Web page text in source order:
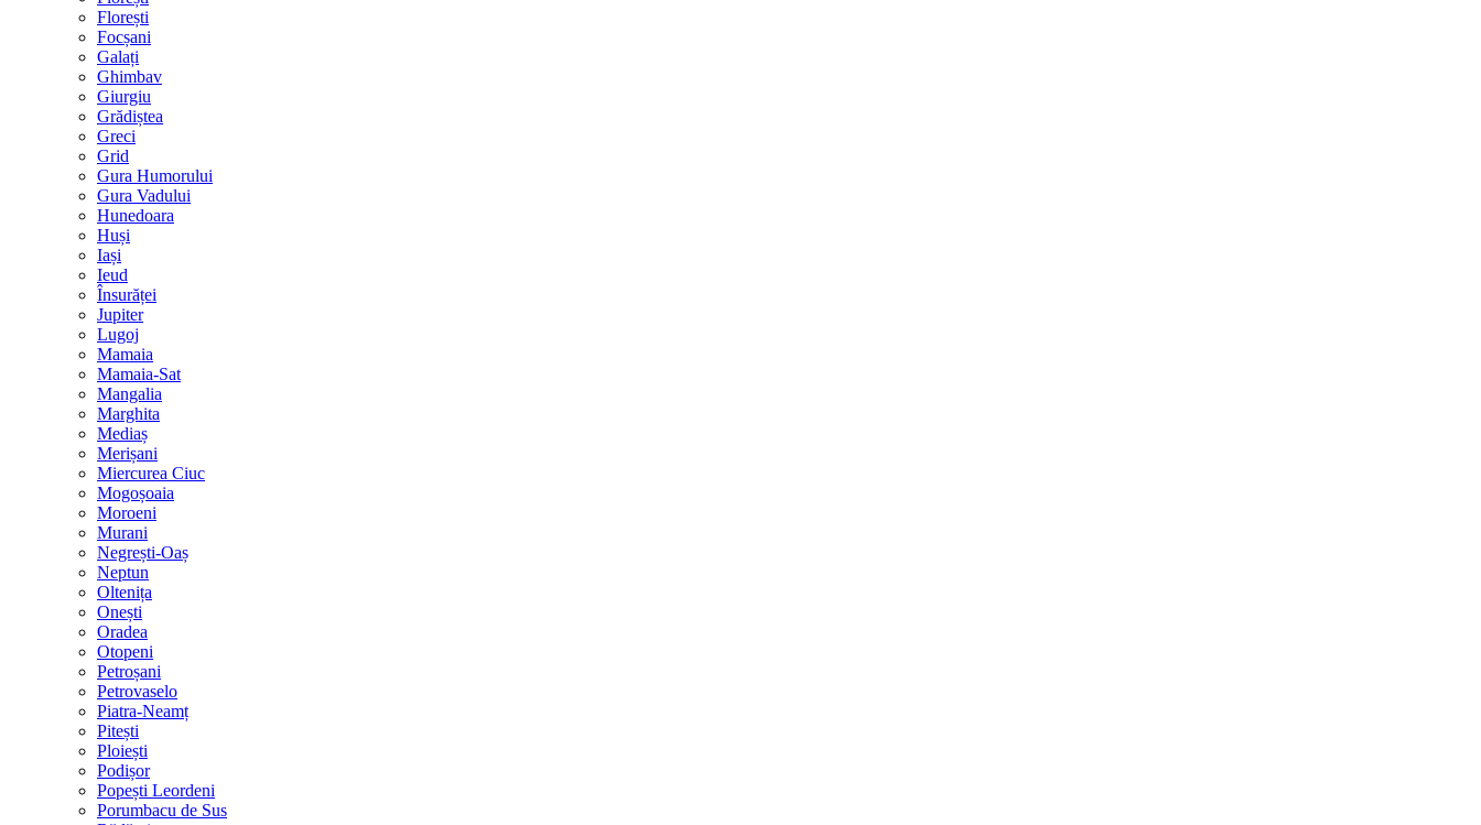
Florești
Focșani
Galați
Ghimbav
Giurgiu
Grădiștea
Greci
Grid
Gura Humorului
Gura Vadului
Hunedoara
Huși
Iași
Ieud
Însurăței
Jupiter
Lugoj
Mamaia
Mamaia-Sat
Mangalia
Marghita
Mediaș
Merișani
Miercurea Ciuc
Mogoșoaia
Moroeni
Murani
Negrești-Oaș
Neptun
Oltenița
Onești
Oradea
Otopeni
Petroșani
Petrovaselo
Piatra-Neamț
Pitești
Ploiești
Podișor
Popești Leordeni
Porumbacu de Sus